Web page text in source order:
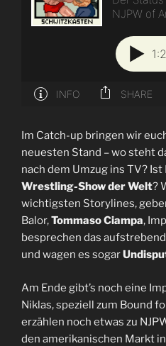
Im Catch-up bringen wir
neuesten Stand – wo steht
nach dem Umzug ins TV? Ist
Wrestling-Show der Welt?
wichtigsten Storylines,
Balor,Tommaso Ciampa,
besprechen das
und wagen es sogar
Am Ende gibt’s noch eine
Niklas, speziell zum Bound
erzählen noch etwas zu
den amerikanischen Markt